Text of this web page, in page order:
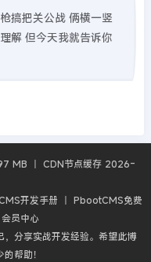
搞把关公战 俩横一竖
解 但今天我就告诉你
MB 丨 CDN节点缓存 2026-
开发手册 丨 PbootCMS免费
会员中心
分享实战开发经验。希望此博
帮助！